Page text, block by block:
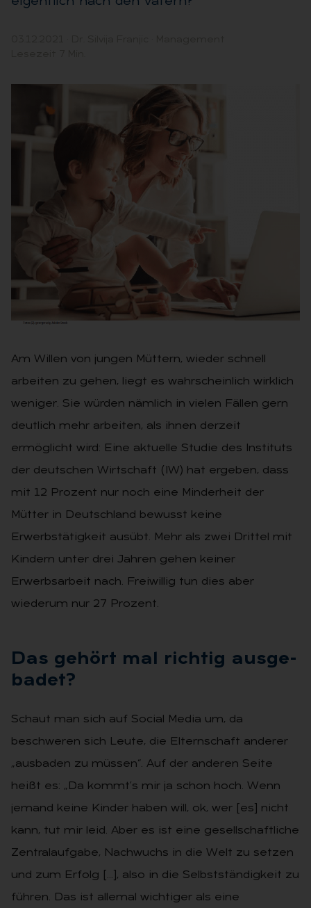
Am Willen von jungen Müttern, wieder schnell
arbeiten zu gehen, liegt es wahrscheinlich wirklich
weniger. Sie würden nämlich in vielen Fällen gern
deutlich mehr arbeiten, als ihnen derzeit
ermöglicht wird: Eine aktuelle Studie des Instituts
der deutschen Wirtschaft (IW) hat ergeben, dass
mit 12 Prozent nur noch eine Minderheit der
Mütter in Deutschland bewusst keine
Erwerbstätigkeit ausübt. Mehr als zwei Drittel mit
Kindern unter drei Jahren gehen keiner
Erwerbsarbeit nach. Freiwillig tun dies aber
wiederum nur 27 Prozent.
Das ge­hört mal rich­tig aus­ge­
ba­det?
Schaut man sich auf Social Media um, da
beschweren sich Leute, die Elternschaft anderer
„ausbaden zu müssen“. Auf der anderen Seite
heißt es: „Da kommt’s mir ja schon hoch. Wenn
jemand keine Kinder haben will, ok, wer [es] nicht
kann, tut mir leid. Aber es ist eine gesellschaftliche
Zentralaufgabe, Nachwuchs in die Welt zu setzen
und zum Erfolg […], also in die Selbstständigkeit zu
führen. Das ist allemal wichtiger als eine